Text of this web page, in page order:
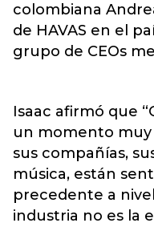
colombiana
de HAVAS en el
grupo de CEOs
Isaac afirmó que
un momento
sus compañías,
música, están
precedente a
industria no es la